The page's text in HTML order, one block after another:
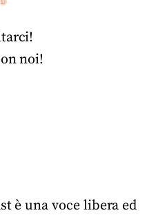
noi!
è una voce libera ed